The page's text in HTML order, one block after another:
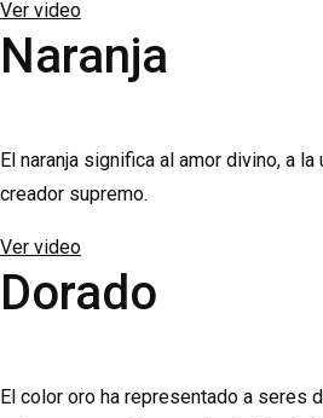
Ver video
Naranja
El naranja significa al amor divino, a
creador supremo.
Ver video
Dorado
El color oro ha representado a seres